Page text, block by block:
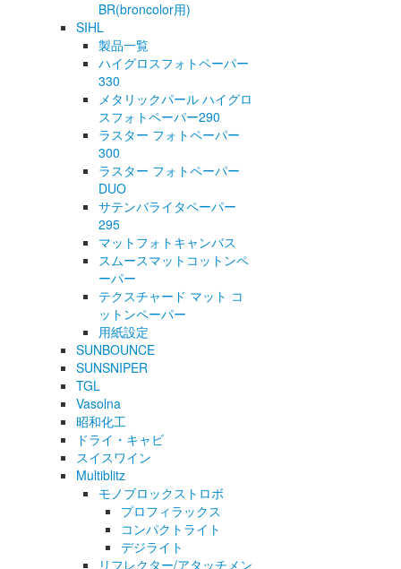
BR(broncolor用)
SIHL
製品一覧
ハイグロスフォトペーパー
330
メタリックパール ハイグロ
スフォトペーパー290
ラスター フォトペーパー
300
ラスター フォトペーパー
DUO
サテンバライタペーパー
295
マットフォトキャンバス
スムースマットコットンペ
ーパー
テクスチャード マット コ
ットンペーパー
用紙設定
SUNBOUNCE
SUNSNIPER
TGL
Vasolna
昭和化工
ドライ・キャビ
スイスワイン
Multiblitz
モノブロックストロボ
プロフィラックス
コンパクトライト
デジライト
リフレクター/アタッチメン